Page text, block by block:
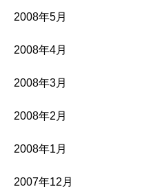
2008年5月
2008年4月
2008年3月
2008年2月
2008年1月
2007年12月